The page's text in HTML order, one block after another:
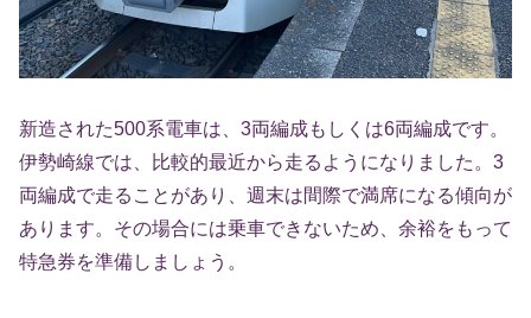
新造された500系電車は、3両編成もしくは6両編成です。
伊勢崎線では、比較的最近から走るようになりました。3
両編成で走ることがあり、週末は間際で満席になる傾向が
あります。その場合には乗車できないため、余裕をもって
特急券を準備しましょう。